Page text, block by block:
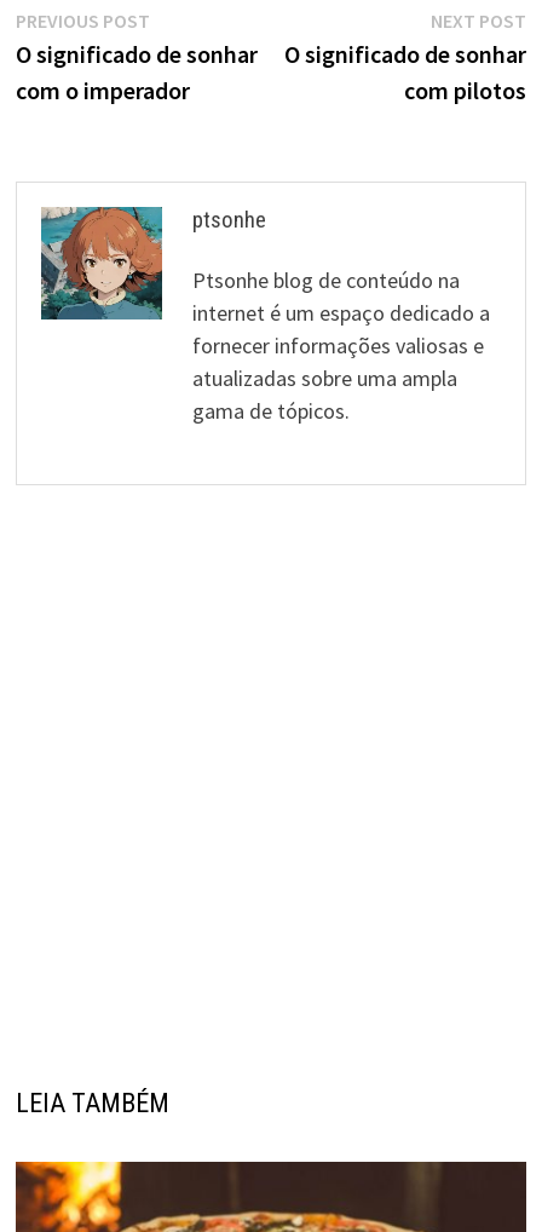
Navegação
de
artigos
PREVIOUS POSTPrevious
post:
O significado de sonhar
com o imperador
NEXT POST
O significado de sonhar
com pilotos
ptsonhe
Ptsonhe blog de conteúdo na
internet é um espaço dedicado a
fornecer informações valiosas e
atualizadas sobre uma ampla
gama de tópicos.
LEIA TAMBÉM